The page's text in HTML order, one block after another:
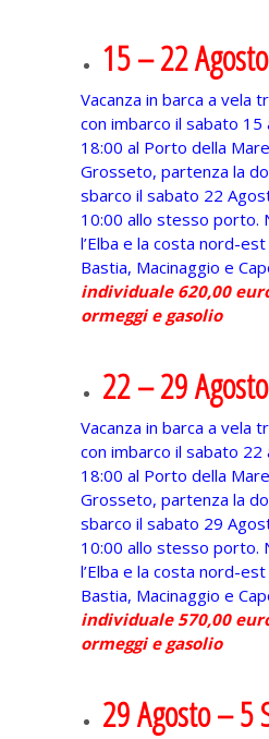
15 – 22 Agosto
Vacanza in barca a vela
con imbarco il sabato
18:00 al Porto della
Grosseto, partenza la
sbarco il sabato 22
10:00 allo stesso porto.
l’Elba e la costa nord-
Bastia, Macinaggio e
individuale 620,00
ormeggi e gasolio
22 – 29 Agosto
Vacanza in barca a vela
con imbarco il sabato
18:00 al Porto della
Grosseto, partenza la
sbarco il sabato 29
10:00 allo stesso porto.
l’Elba e la costa nord-
Bastia, Macinaggio e
individuale 570,00
ormeggi e gasolio
29 Agosto – 5